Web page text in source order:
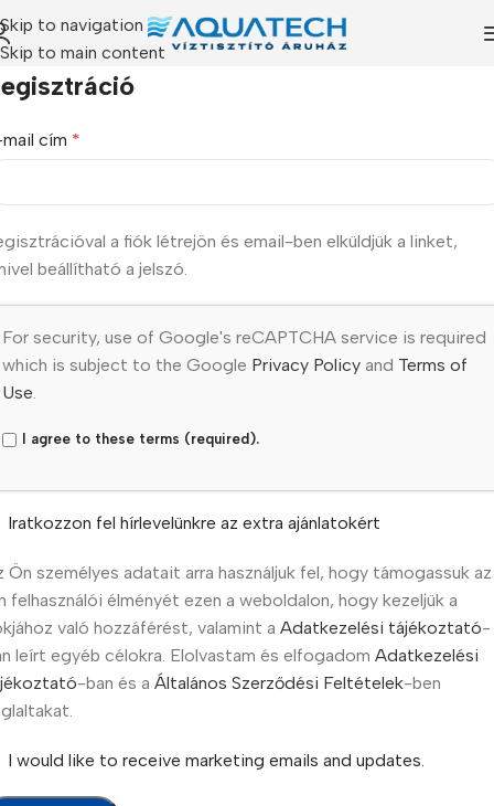
Skip to navigation
Skip to main content
cím *
a fiók létrejön és email-ben elküldjük a linket,
beállítható a jelszó.
For security, use of Google's reCAPTCHA service is required
which is subject to the Google Privacy Policy and Terms of
Use.
I agree to these terms (required).
Iratkozzon fel hírlevelünkre az extra ajánlatokért
Ön személyes adatait arra használjuk fel, hogy támogassuk az
felhasználói élményét ezen a weboldalon, hogy kezeljük a
való hozzáférést, valamint a Adatkezelési tájékoztató-
leírt egyéb célokra. Elolvastam és elfogadom Adatkezelési
-ban és a Általános Szerződési Feltételek-ben
I would like to receive marketing emails and updates.